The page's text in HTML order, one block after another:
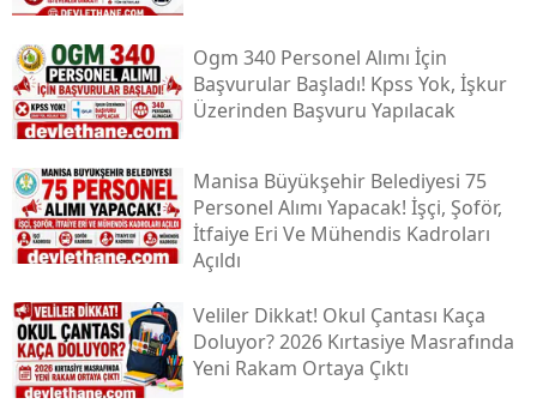
Ogm 340 Personel Alımı İçin
Başvurular Başladı! Kpss Yok, İşkur
Üzerinden Başvuru Yapılacak
Manisa Büyükşehir Belediyesi 75
Personel Alımı Yapacak! İşçi, Şoför,
İtfaiye Eri Ve Mühendis Kadroları
Açıldı
Veliler Dikkat! Okul Çantası Kaça
Doluyor? 2026 Kırtasiye Masrafında
Yeni Rakam Ortaya Çıktı